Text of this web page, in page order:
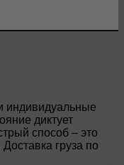
индивидуальные
диктует
способ – это
груза по